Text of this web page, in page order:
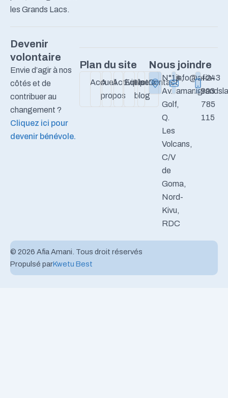
les Grands Lacs.
Devenir
volontaire
Envie d’agir à nos
côtés et de
contribuer au
changement ?
Cliquez ici pour
devenir bénévole.
Plan du site
Accueil
A
propos
Activités
Equipe
Notre
blog
Contact
Nous joindre
N°14,
Av.
Golf,
Q.
Les
Volcans,
C/V
de
Goma,
Nord-
Kivu,
RDC
info@afia-
+243
993
785
115
© 2026 Afia Amani. Tous droit réservés
Propulsé parKwetu Best